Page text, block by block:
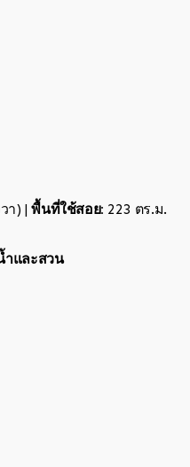
วา) |พื้นที่ใช้สอย: 223 ตร.ม.
ำและสวน